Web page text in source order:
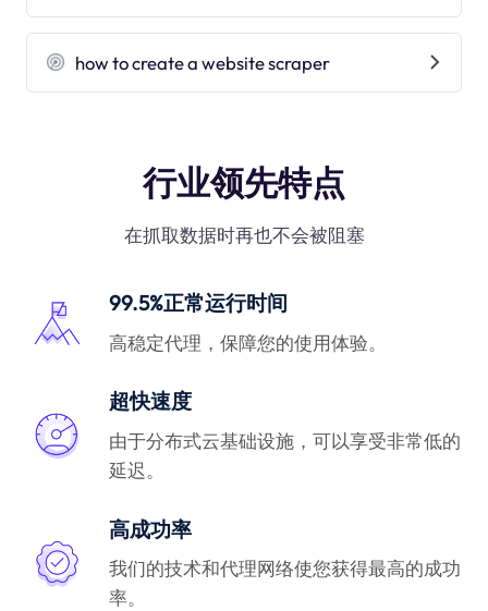
how to create a website scraper
行业领先特点
在抓取数据时再也不会被阻塞
99.5%正常运行时间
高稳定代理，保障您的使用体验。
超快速度
由于分布式云基础设施，可以享受非常低的
延迟。
高成功率
我们的技术和代理网络使您获得最高的成功
率。